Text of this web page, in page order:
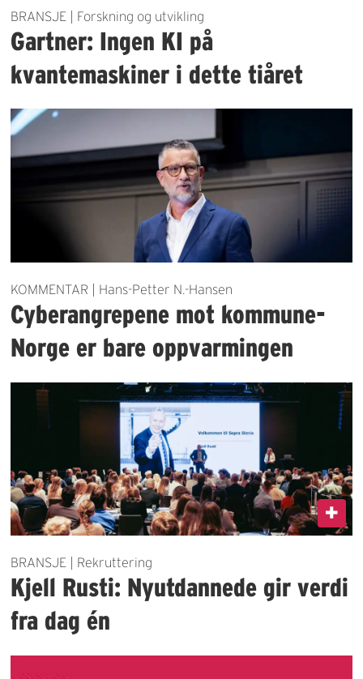
BRANSJE | Forskning og utvikling
Gartner: Ingen KI på
kvantemaskiner i dette tiåret
KOMMENTAR | Hans-Petter N.-Hansen
Cyberangrepene mot kommune-
Norge er bare oppvarmingen
BRANSJE | Rekruttering
Kjell Rusti: Nyutdannede gir verdi
fra dag én